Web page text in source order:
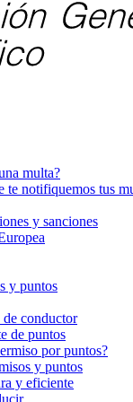
multa?
te notifiquemos tus
y sanciones
y puntos
conductor
de puntos
por puntos?
y puntos
y eficiente